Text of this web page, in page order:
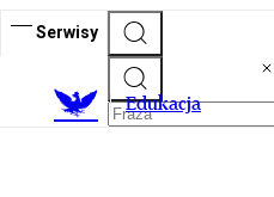
Serwisy
Edukacja